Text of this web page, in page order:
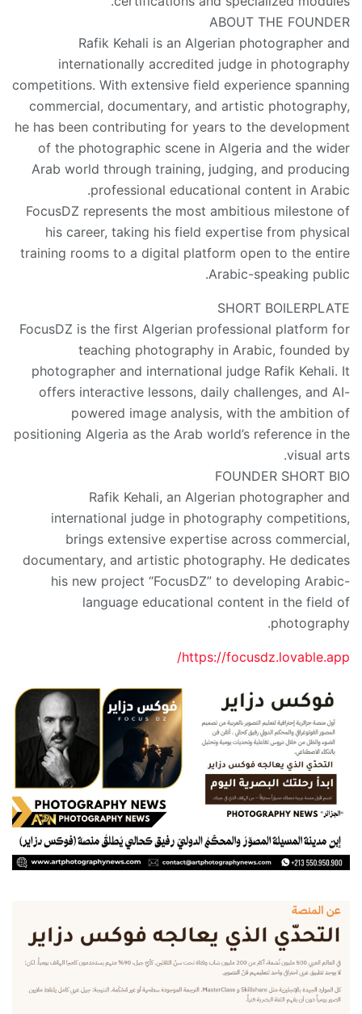
ABOUT THE FOUNDER
Rafik Kehali is an Algerian photographer and
internationally accredited judge in photography
competitions. With extensive field experience spanning
commercial, documentary, and artistic photography,
he has been contributing for years to the development
of the photographic scene in Algeria and the wider
Arab world through training, judging, and producing
professional educational content in Arabic.
FocusDZ represents the most ambitious milestone of
his career, taking his field expertise from physical
training rooms to a digital platform open to the entire
Arabic-speaking public.
SHORT BOILERPLATE
FocusDZ is the first Algerian professional platform for
teaching photography in Arabic, founded by
photographer and international judge Rafik Kehali. It
offers interactive lessons, daily challenges, and AI-
powered image analysis, with the ambition of
positioning Algeria as the Arab world’s reference in the
visual arts.
FOUNDER SHORT BIO
Rafik Kehali, an Algerian photographer and
international judge in photography competitions,
brings extensive expertise across commercial,
documentary, and artistic photography. He dedicates
his new project “FocusDZ” to developing Arabic-
language educational content in the field of
photography.
https://focusdz.lovable.app/